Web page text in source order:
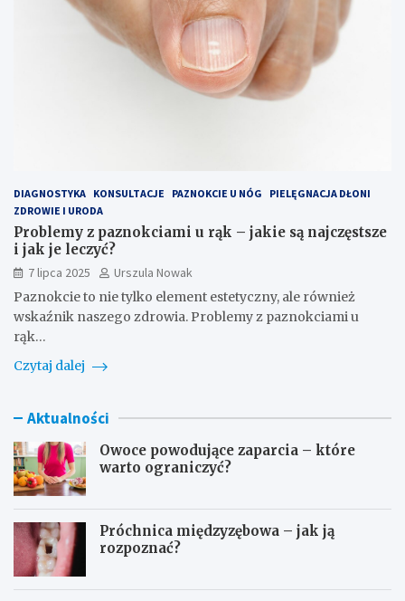
DIAGNOSTYKA KONSULTACJE PAZNOKCIE U NÓG
PIELĘGNACJA DŁONI
ZDROWIE I URODA
Problemy z paznokciami u rąk – jakie są najczęstsze
i jak je leczyć?
7 lipca 2025
Urszula Nowak
Paznokcie to nie tylko element estetyczny, ale również
wskaźnik naszego zdrowia. Problemy z paznokciami u
rąk…
Czytaj dalej
Aktualności
Owoce powodujące zaparcia – które
warto ograniczyć?
Próchnica międzyzębowa – jak ją
rozpoznać?